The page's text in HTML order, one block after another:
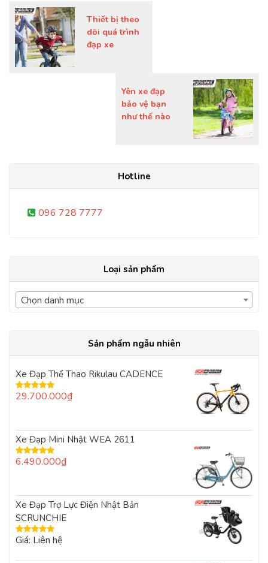
Thiết bị theo
dõi quá trình
đạp xe
Yên xe đạp
bảo vệ bạn
như thế nào
Hotline
096 728 7777
Loại sản phẩm
Chọn danh mục
Sản phẩm ngẫu nhiên
Xe Đạp Thể Thao Rikulau CADENCE
Được xếp
29.700.000₫
Xe Đạp Mini Nhật WEA 2611
Được xếp
6.490.000₫
Xe Đạp Trợ Lực Điện Nhật Bản
SCRUNCHIE
Được xếp
Giá: Liên hệ